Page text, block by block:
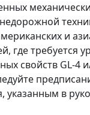
и
где требуется
свойств GL-4
указанным в